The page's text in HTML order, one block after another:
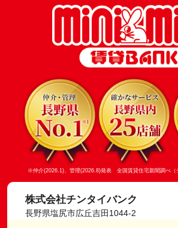
※仲介(2026.1)、管理(2026.8)発表 全国賃貸住宅新聞調べ（
株式会社チンタイバンク
長野県塩尻市広丘吉田1044-2